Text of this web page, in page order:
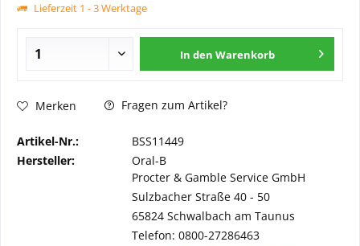
Lieferzeit 1 - 3 Werktage
In den Warenkorb
Merken Fragen zum Artikel?
Artikel-Nr.:
BSS11449
Hersteller:
Oral-B
Procter & Gamble Service GmbH
Sulzbacher Straße 40 - 50
65824 Schwalbach am Taunus
Telefon: 0800-27286463